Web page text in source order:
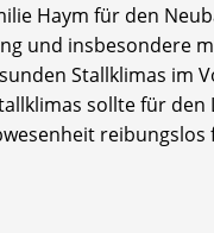
Haym für den
und insbesondere
Stallklimas im
sollte für